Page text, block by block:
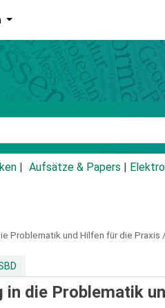
Aufsätze & Papers
Problematik und Hilfen für die Praxis /
in die Problematik